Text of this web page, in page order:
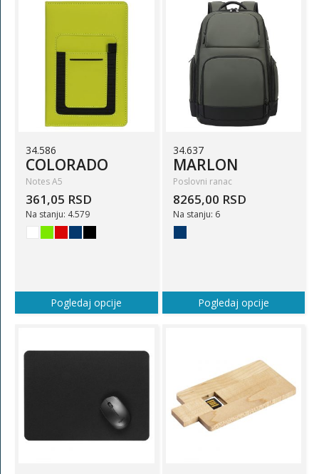
34.586
COLORADO
Notes A5
361,05 RSD
Na stanju: 4.579
Pogledaj opcije
34.637
MARLON
Poslovni ranac
8265,00 RSD
Na stanju: 6
Pogledaj opcije